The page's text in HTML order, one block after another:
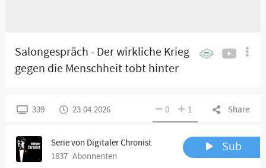
Salongespräch - Der wirkliche Krieg
gegen die Menschheit tobt hinter
Share
0 1
339 23.04.2026
Serie von Digitaler Chronist
1837 Abonnenten
Sub